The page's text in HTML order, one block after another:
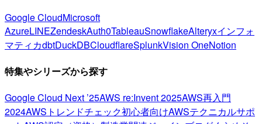
Google CloudMicrosoft
AzureLINEZendeskAuth0TableauSnowflakeAlteryxインフォ
マティカdbtDuckDBCloudflareSplunkVision OneNotion
特集やシリーズから探す
Google Cloud Next ’25AWS re:Invent 2025AWS再入門
2024AWSトレンドチェック初心者向けAWSテクニカルサポ